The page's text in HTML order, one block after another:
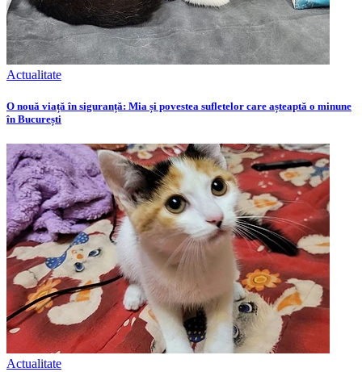
Actualitate
O nouă viață în siguranță: Mia și povestea sufletelor care așteaptă o minune
în București
Actualitate